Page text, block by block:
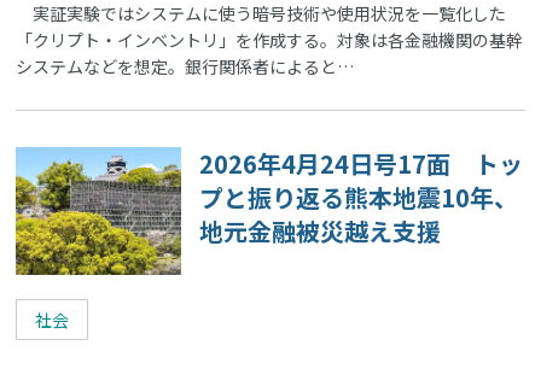
実証実験ではシステムに使う暗号技術や使用状況を一覧化した
「クリプト・インベントリ」を作成する。対象は各金融機関の基幹
システムなどを想定。銀行関係者によると…
2026年4月24日号17面 トッ
プと振り返る熊本地震10年、
地元金融被災越え支援
社会